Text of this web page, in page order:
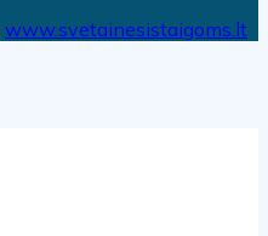
www.svetainesistaigoms.lt